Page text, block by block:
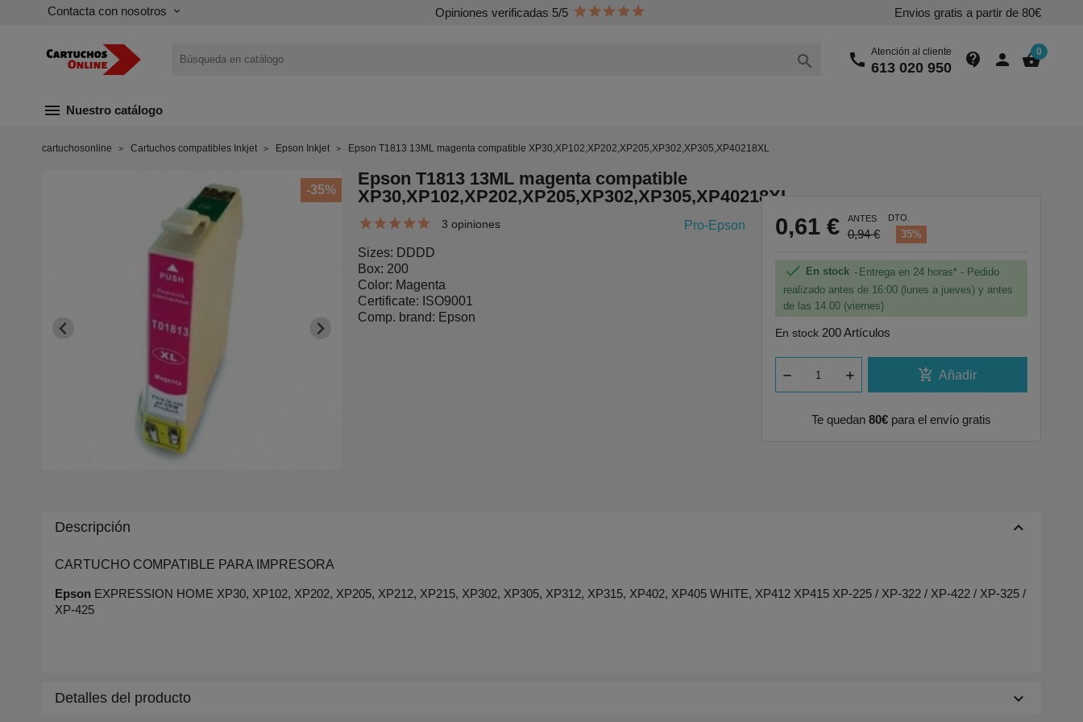
Contacta con nosotros keyboard_arrow_down Opiniones verificadas 5/5 Envios gratis a partir de 80€
 call Atención al cliente
613 020 950 contact_support person shopping_basket
0
menu Nuestro catálogo
cartuchosonline Cartuchos compatibles Inkjet Epson Inkjet Epson T1813 13ML magenta compatible XP30,XP102,XP202,XP205,XP302,XP305,XP40218XL
-35%
Epson T1813 13ML magenta compatible
XP30,XP102,XP202,XP205,XP302,XP305,XP40218XL
3 opiniones Pro-Epson
Sizes: DDDD
Box: 200
Color: Magenta
Certificate: ISO9001
Comp. brand: Epson
0,61 € ANTES
0,94 €
DTO.
35%
 En stock
Entrega en 24 horas* - Pedido
realizado antes de 16:00 (lunes a jueves) y antes
de las 14.00 (viernes)
En stock 200 Artículos
add_shopping_cart Añadir
Te quedan 80€para el envío gratis
Descripción keyboard_arrow_up
CARTUCHO COMPATIBLE PARA IMPRESORA
Epson EXPRESSION HOME XP30, XP102, XP202, XP205, XP212, XP215, XP302, XP305, XP312, XP315, XP402, XP405 WHITE, XP412 XP415 XP-225 / XP-322 / XP-422 / XP-325 /
XP-425
Detalles del producto keyboard_arrow_down